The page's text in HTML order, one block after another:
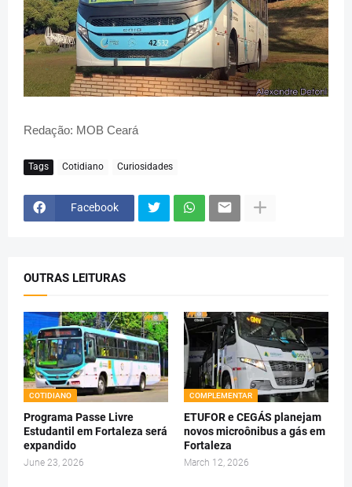
Redação: MOB Ceará
Tags Cotidiano Curiosidades
Facebook
OUTRAS LEITURAS
COTIDIANO
Programa Passe Livre
Estudantil em Fortaleza será
expandido
June 23, 2026
COMPLEMENTAR
ETUFOR e CEGÁS planejam
novos microônibus a gás em
Fortaleza
March 12, 2026